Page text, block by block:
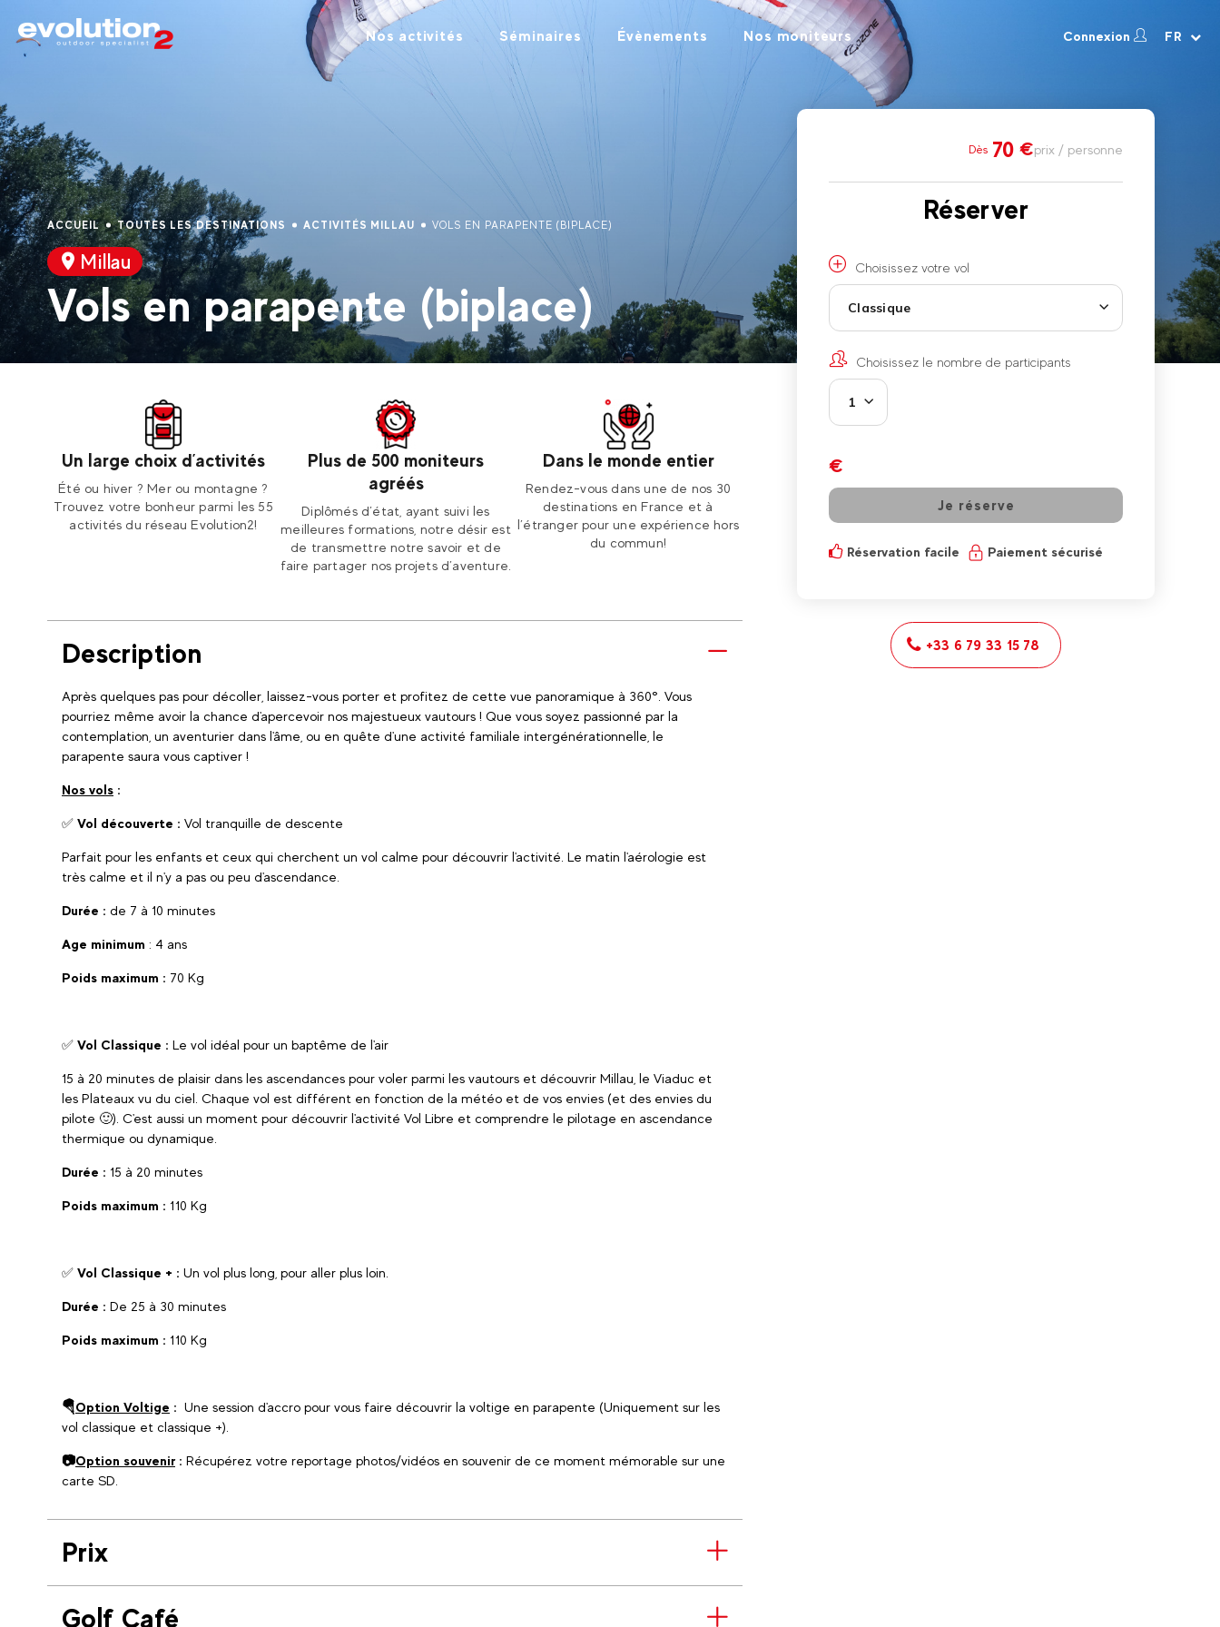
Nos activités Séminaires Évènements Nos moniteurs Connexion FR
ACCUEIL TOUTES LES DESTINATIONS ACTIVITÉS MILLAU VOLS EN PARAPENTE (BIPLACE)
Millau
Vols en parapente (biplace)
Un large choix d’activités
Été ou hiver ? Mer ou montagne ?
Trouvez votre bonheur parmi les 55
activités du réseau Evolution2!
Plus de 500 moniteurs
agréés
Diplômés d’état, ayant suivi les
meilleures formations, notre désir est
de transmettre notre savoir et de
faire partager nos projets d’aventure.
Dans le monde entier
Rendez-vous dans une de nos 30
destinations en France et à
l’étranger pour une expérience hors
du commun!
Description
Après quelques pas pour décoller, laissez-vous porter et profitez de cette vue panoramique à 360°. Vous
pourriez même avoir la chance d'apercevoir nos majestueux vautours ! Que vous soyez passionné par la
contemplation, un aventurier dans l'âme, ou en quête d'une activité familiale intergénérationnelle, le
parapente saura vous captiver !
Nos vols :
✅ Vol découverte : Vol tranquille de descente
Parfait pour les enfants et ceux qui cherchent un vol calme pour découvrir l'activité. Le matin l'aérologie est
très calme et il n'y a pas ou peu d'ascendance.
Durée : de 7 à 10 minutes
Age minimum : 4 ans
Poids maximum : 70 Kg
✅ Vol Classique : Le vol idéal pour un baptême de l'air
15 à 20 minutes de plaisir dans les ascendances pour voler parmi les vautours et découvrir Millau, le Viaduc et
les Plateaux vu du ciel. Chaque vol est différent en fonction de la météo et de vos envies (et des envies du
pilote 🙂). C'est aussi un moment pour découvrir l'activité Vol Libre et comprendre le pilotage en ascendance
thermique ou dynamique.
Durée : 15 à 20 minutes
Poids maximum : 110 Kg
✅ Vol Classique + : Un vol plus long, pour aller plus loin.
Durée : De 25 à 30 minutes
Poids maximum : 110 Kg
🪂Option Voltige : Une session d'accro pour vous faire découvrir la voltige en parapente (Uniquement sur les
vol classique et classique +).
📷Option souvenir: Récupérez votre reportage photos/vidéos en souvenir de ce moment mémorable sur une
carte SD.
Prix
Golf Café
Dès 70 €prix / personne
Réserver
Choisissez votre vol
Classique
Choisissez le nombre de participants
1
€
Je réserve
Réservation facile Paiement sécurisé
+33 6 79 33 15 78